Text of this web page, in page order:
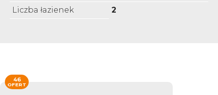
Liczba łazienek 2
46
OFERT